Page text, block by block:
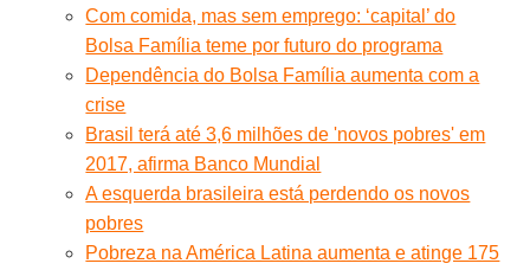
Com comida, mas sem emprego: ‘capital’ do
Bolsa Família teme por futuro do programa
Dependência do Bolsa Família aumenta com a
crise
Brasil terá até 3,6 milhões de 'novos pobres' em
2017, afirma Banco Mundial
A esquerda brasileira está perdendo os novos
pobres
Pobreza na América Latina aumenta e atinge 175